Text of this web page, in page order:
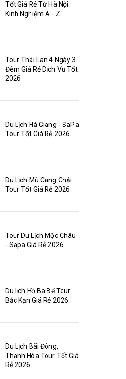
Tốt Giá Rẻ Từ Hà Nội
Kinh Nghiệm A - Z
Tour Thái Lan 4 Ngày 3
Đêm Giá Rẻ Dịch Vụ Tốt
2026
Du Lịch Hà Giang - SaPa
Tour Tốt Giá Rẻ 2026
Du Lịch Mù Cang Chải
Tour Tốt Giá Rẻ 2026
Tour Du Lịch Mộc Châu
- Sapa Giá Rẻ 2026
Du lịch Hồ Ba Bể Tour
Bắc Kạn Giá Rẻ 2026
Du Lịch Bãi Đông,
Thanh Hóa Tour Tốt Giá
Rẻ 2026